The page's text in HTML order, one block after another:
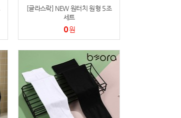
[글라스락] NEW 원터치 원형 5조
세트
0원